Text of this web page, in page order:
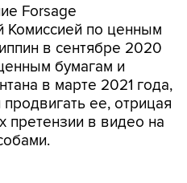
Forsage
Комиссией по ценным
в сентябре 2020
бумагам и
в марте 2021 года,
ее, отрицая
претензии в видео на